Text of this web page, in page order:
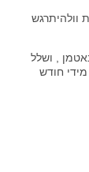
וולהיתרגש
, ושלל
חודש